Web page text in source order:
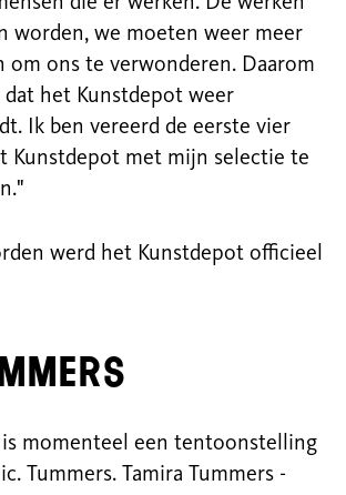
worden, we moeten weer meer
om ons te verwonderen. Daarom
dat het Kunstdepot weer
Ik ben vereerd de eerste vier
Kunstdepot met mijn selectie te
werd het Kunstdepot officieel
momenteel een tentoonstelling
Tummers. Tamira Tummers -